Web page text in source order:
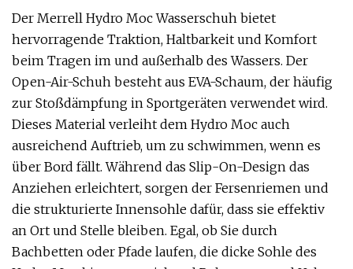
Der Merrell Hydro Moc Wasserschuh bietet
hervorragende Traktion, Haltbarkeit und Komfort
beim Tragen im und außerhalb des Wassers. Der
Open-Air-Schuh besteht aus EVA-Schaum, der häufig
zur Stoßdämpfung in Sportgeräten verwendet wird.
Dieses Material verleiht dem Hydro Moc auch
ausreichend Auftrieb, um zu schwimmen, wenn es
über Bord fällt. Während das Slip-On-Design das
Anziehen erleichtert, sorgen der Fersenriemen und
die strukturierte Innensohle dafür, dass sie effektiv
an Ort und Stelle bleiben. Egal, ob Sie durch
Bachbetten oder Pfade laufen, die dicke Sohle des